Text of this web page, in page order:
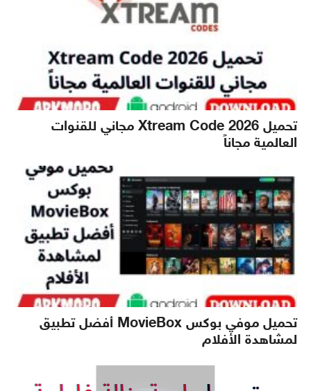
تحميل Xtream Code 2026 مجاني للقنوات
العالمية مجاناً
تحميل موفي بوكس MovieBox أفضل تطبيق
لمشاهدة الأفلام